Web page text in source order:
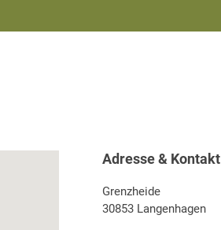
Adresse & Kontakt
Grenzheide
30853 Langenhagen